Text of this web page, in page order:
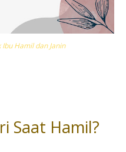
Hamil dan Janin
Saat Hamil?